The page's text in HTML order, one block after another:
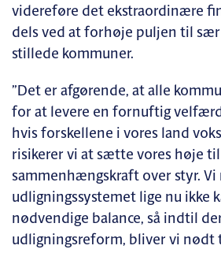
videreføre det ekstraordinære
dels ved at forhøje puljen til
stillede kommuner.
”Det er afgørende, at alle
for at levere en fornuftig
hvis forskellene i vores land
risikerer vi at sætte vores høje
sammenhængskraft over styr. Vi
udligningssystemet lige nu ikke
nødvendige balance, så indtil
udligningsreform, bliver vi nødt